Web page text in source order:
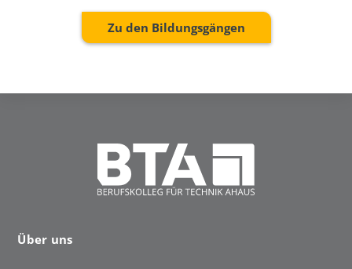
Zu den Bildungsgängen
Über uns